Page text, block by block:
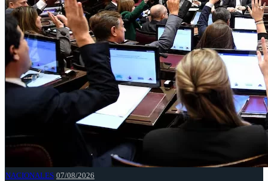
NACIONALES 07/08/2026